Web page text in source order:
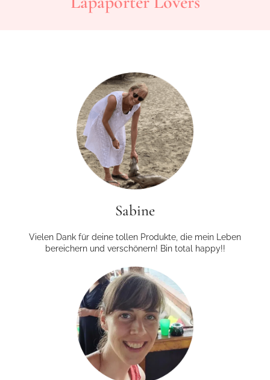
Sabine
Vielen Dank für deine tollen Produkte, die mein Leben
bereichern und verschönern! Bin total happy!!